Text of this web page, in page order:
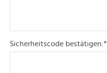
Sicherheitscode bestätigen:*